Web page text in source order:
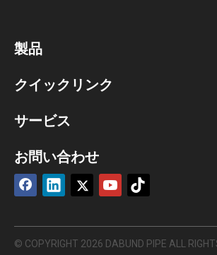
製品
クイックリンク
サービス
お問い合わせ
© COPYRIGHT 2026 DABUND PIPE ALL